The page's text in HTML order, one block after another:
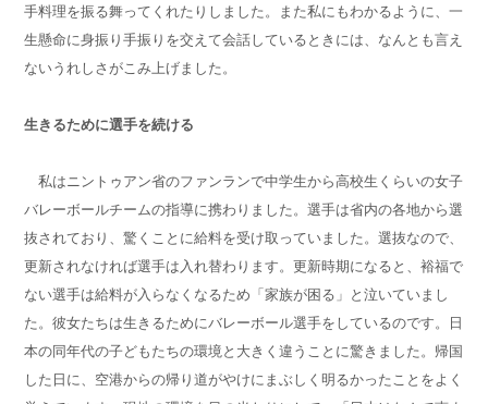
手料理を振る舞ってくれたりしました。また私にもわかるように、一
生懸命に身振り手振りを交えて会話しているときには、なんとも言え
ないうれしさがこみ上げました。
生きるために選手を続ける
私はニントゥアン省のファンランで中学生から高校生くらいの女子
バレーボールチームの指導に携わりました。選手は省内の各地から選
抜されており、驚くことに給料を受け取っていました。選抜なので、
更新されなければ選手は入れ替わります。更新時期になると、裕福で
ない選手は給料が入らなくなるため「家族が困る」と泣いていまし
た。彼女たちは生きるためにバレーボール選手をしているのです。日
本の同年代の子どもたちの環境と大きく違うことに驚きました。帰国
した日に、空港からの帰り道がやけにまぶしく明るかったことをよく